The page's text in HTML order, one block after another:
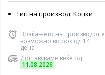
Тип на производ: Коцки
Враќањето на производот е
возможно во рок од 14
дена
Доставуваме веќе од
11.08.2026